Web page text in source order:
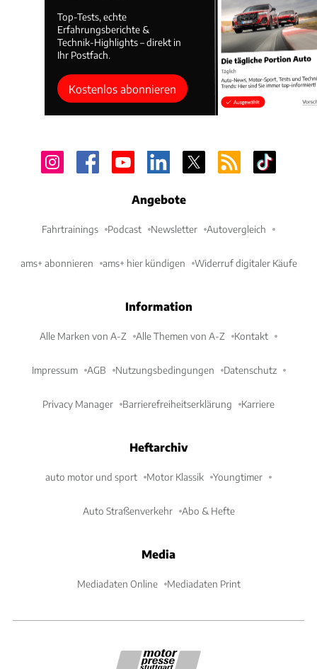
Top-Tests, echte
Erfahrungsberichte &
Technik-Highlights – direkt in
Ihr Postfach.
Kostenlos abonnieren
Angebote
Fahrtrainings Podcast Newsletter Autovergleich
ams+ abonnieren ams+ hier kündigen Widerruf digitaler Käufe
Information
Alle Marken von A-Z Alle Themen von A-Z Kontakt
Impressum AGB Nutzungsbedingungen Datenschutz
Privacy Manager Barrierefreiheitserklärung Karriere
Heftarchiv
auto motor und sport Motor Klassik Youngtimer
Auto Straßenverkehr Abo & Hefte
Media
Mediadaten Online Mediadaten Print